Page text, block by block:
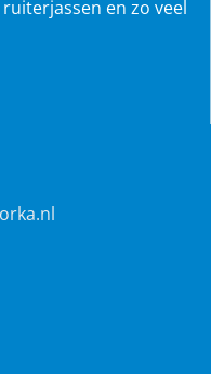
en zo veel